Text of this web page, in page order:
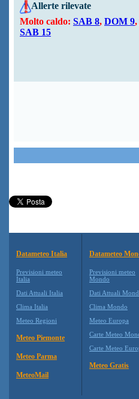
Allerte rilevate
Molto caldo: SAB 8, DOM 9,
SAB 15
Datameteo Italia
Previsioni meteo
Italia
Dati Attuali Italia
Clima Italia
Meteo Regioni
Meteo Piemonte
Meteo Parma
MeteoMail
Datameteo
Previsioni meteo
Mondo
Dati Attuali
Clima Mondo
Meteo Europa
Carte Meteo
Carte Meteo
Meteo Gratis